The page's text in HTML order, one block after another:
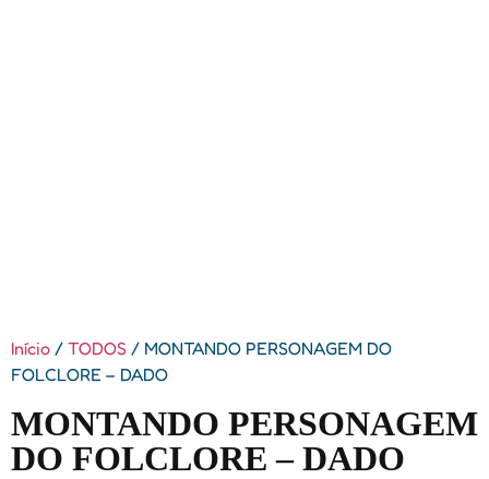
Início / TODOS / MONTANDO PERSONAGEM DO
FOLCLORE – DADO
MONTANDO PERSONAGEM
DO FOLCLORE – DADO